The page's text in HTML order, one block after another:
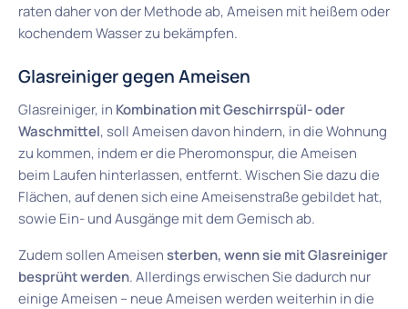
raten daher von der Methode ab, Ameisen mit heißem oder
kochendem Wasser zu bekämpfen.
Glasreiniger gegen Ameisen
Glasreiniger, in Kombination mit Geschirrspül- oder
Waschmittel, soll Ameisen davon hindern, in die Wohnung
zu kommen, indem er die Pheromonspur, die Ameisen
beim Laufen hinterlassen, entfernt. Wischen Sie dazu die
Flächen, auf denen sich eine Ameisenstraße gebildet hat,
sowie Ein- und Ausgänge mit dem Gemisch ab.
Zudem sollen Ameisen sterben, wenn sie mit Glasreiniger
besprüht werden. Allerdings erwischen Sie dadurch nur
einige Ameisen – neue Ameisen werden weiterhin in die